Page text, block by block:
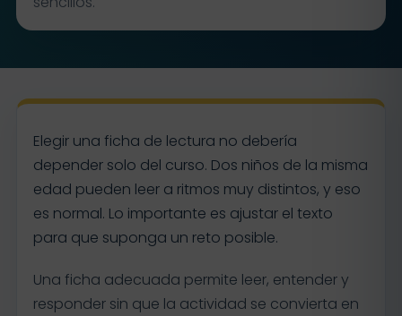
Elegir una ficha de lectura no debería
depender solo del curso. Dos niños de la misma
edad pueden leer a ritmos muy distintos, y eso
es normal. Lo importante es ajustar el texto
para que suponga un reto posible.
Una ficha adecuada permite leer, entender y
responder sin que la actividad se convierta en